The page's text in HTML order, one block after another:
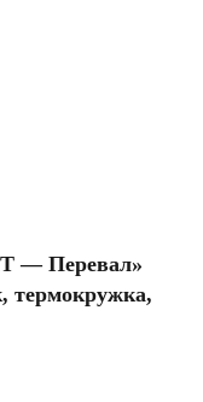
— Перевал»
термокружка,